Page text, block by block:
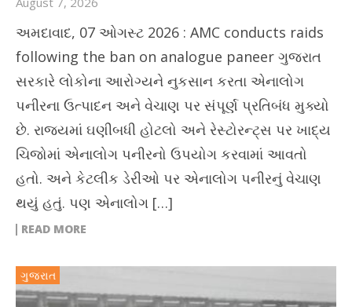
અમદાવાદ, 07 ઓગસ્ટ 2026 : AMC conducts raids
following the ban on analogue paneer ગુજરાત
સરકારે લોકોના આરોગ્યને નુકસાન કરતા એનાલોગ
પનીરના ઉત્પાદન અને વેચાણ પર સંપૂર્ણ પ્રતિબંધ મુક્યો
છે. રાજ્યમાં ઘણીબધી હોટલો અને રેસ્ટોરન્ટ્સ પર ખાદ્ય
ચિજોમાં એનાલોગ પનીરનો ઉપયોગ કરવામાં આવતો
હતો. અને કેટલીક ડેરીઓ પર એનાલોગ પનીરનું વેચાણ
થયું હતું. પણ એનાલોગ […]
READ MORE
ગુજરાત